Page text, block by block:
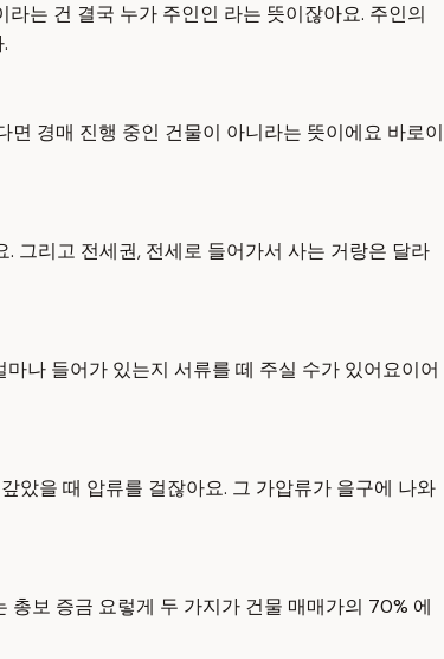
는 건 결국 누가 주인인 라는 뜻이잖아요. 주인의
경매 진행 중인 건물이 아니라는 뜻이에요 바로이
그리고 전세권, 전세로 들어가서 사는 거랑은 달라
나 들어가 있는지 서류를 떼 주실 수가 있어요이어
았을 때 압류를 걸잖아요. 그 가압류가 을구에 나와
보 증금 요렇게 두 가지가 건물 매매가의 70% 에